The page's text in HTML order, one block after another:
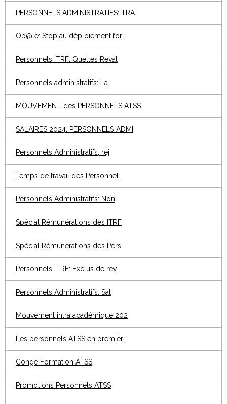
PERSONNELS ADMINISTRATIFS: TRA
Op@le: Stop au déploiement for
Personnels ITRF: Quelles Reval
Personnels administratifs: La
MOUVEMENT des PERSONNELS ATSS
SALAIRES 2024: PERSONNELS ADMI
Personnels Administratifs, rej
Temps de travail des Personnel
Personnels Administratifs: Non
Spécial Rémunérations des ITRF
Spécial Rémunérations des Pers
Personnels ITRF: Exclus de rev
Personnels Administratifs: Sal
Mouvement intra académique 202
Les personnels ATSS en premièr
Congé Formation ATSS
Promotions Personnels ATSS